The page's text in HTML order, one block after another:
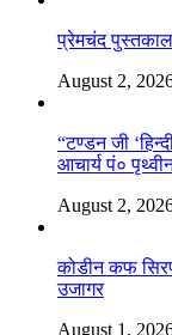
प्रेमचंद
August 2,
“टण्डन जी
आचार्य पं०
August 2,
कोडीन कफ
उजागर
August 1,